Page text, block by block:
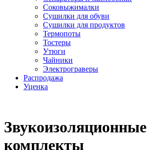
Соковыжималки
Сушилки для обуви
Сушилки для продуктов
Термопоты
Тостеры
Утюги
Чайники
Электрограверы
Распродажа
Уценка
Звукоизоляционные
комплекты